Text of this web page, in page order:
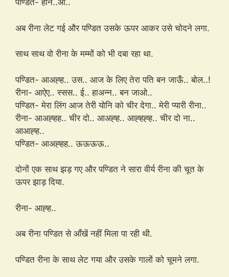
पण्डित- हांन..आ..
अब रीना लेट गई और पण्डित उसके ऊपर आकर उसे चोदने लगा.
साथ साथ वो रीना के मम्मों को भी दबा रहा था.
पण्डित- आअह्ह.. उस.. आज के लिए तेरा पति बन जाऊँ.. बोल..!
रीना- आऐए.. स्सस.. ई.. हाअन्न.. बन जाओ..
पण्डित- मेरा लिंग आज तेरी योनि को चीर देगा.. मेरी प्यारी रीना..
रीना- आअह्हह.. चीर दो.. आअह्ह.. आह्हह्ह.. चीर दो ना..
आआह्ह..
पण्डित- आअह्हह.. ऊऊऊऊ..
दोनों एक साथ झड़ गए और पण्डित ने सारा वीर्य रीना की चूत के
ऊपर झाड़ दिया.
रीना- आह्ह..
अब रीना पण्डित से आँखें नहीं मिला पा रही थी.
पण्डित रीना के साथ लेट गया और उसके गालों को चूमने लगा.